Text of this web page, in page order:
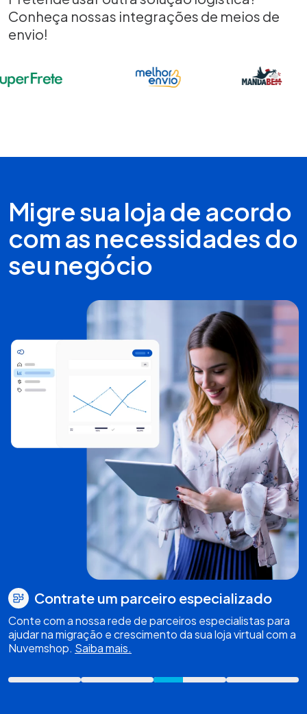
Conheça nossas integrações de meios de
envio!
Migre sua loja de acordo
com as necessidades do
seu negócio
Contrate um parceiro especializado
Conte com a nossa rede de parceiros especialistas para
ajudar na migração e crescimento da sua loja virtual com a
Nuvemshop. Saiba mais.